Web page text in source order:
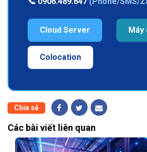
Cloud Server Máy
Colocation
Chia sẻ
Các bài viết liên quan